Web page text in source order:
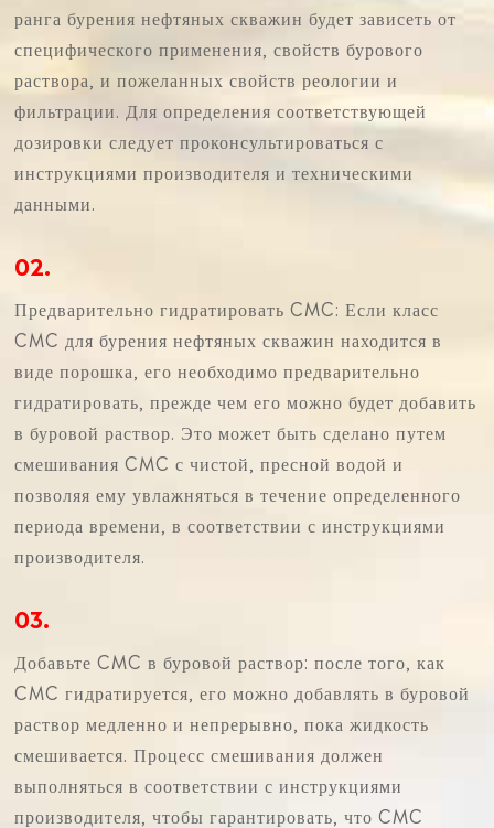
ранга бурения нефтяных скважин будет зависеть от
специфического применения, свойств бурового
раствора, и пожеланных свойств реологии и
фильтрации. Для определения соответствующей
дозировки следует проконсультироваться с
инструкциями производителя и техническими
данными.
02.
Предварительно гидратировать CMC: Если класс
CMC для бурения нефтяных скважин находится в
виде порошка, его необходимо предварительно
гидратировать, прежде чем его можно будет добавить
в буровой раствор. Это может быть сделано путем
смешивания CMC с чистой, пресной водой и
позволяя ему увлажняться в течение определенного
периода времени, в соответствии с инструкциями
производителя.
03.
Добавьте CMC в буровой раствор: после того, как
CMC гидратируется, его можно добавлять в буровой
раствор медленно и непрерывно, пока жидкость
смешивается. Процесс смешивания должен
выполняться в соответствии с инструкциями
производителя, чтобы гарантировать, что CMC